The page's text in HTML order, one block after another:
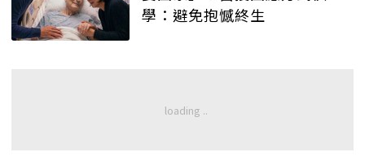
學：避免抱憾終生